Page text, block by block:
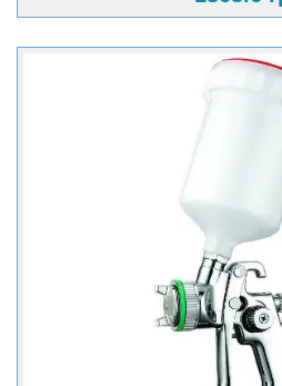
Розташування бачка: верхнє;
Обсяг бачка: 125 мл;
Оптимальне робочий тиск: 3
Змінні форсунки (опціонально):
Ширина факела розпилення: 10
Діаметр форсунки: 0.8 мм;
Подача повітря: Різьбове
різьбою & frac14; (В комплекті
raquo; & frac14; і різьбове
різьбою & frac14; короткого